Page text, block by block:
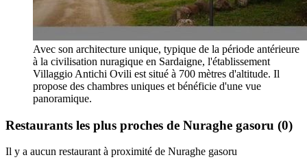
Avec son architecture unique, typique de la période antérieure
à la civilisation nuragique en Sardaigne, l'établissement
Villaggio Antichi Ovili est situé à 700 mètres d'altitude. Il
propose des chambres uniques et bénéficie d'une vue
panoramique.
Restaurants les plus proches de Nuraghe gasoru (0)
Il y a aucun restaurant à proximité de Nuraghe gasoru